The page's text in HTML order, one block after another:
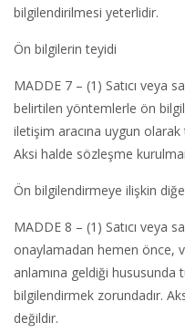
bilgilendirilmesi yeterlidir.
Ön bilgilerin teyidi
MADDE 7 – (1) Satıcı veya
belirtilen yöntemlerle ön
iletişim aracına uygun
Aksi halde sözleşme
Ön bilgilendirmeye ilişkin
MADDE 8 – (1) Satıcı veya
onaylamadan hemen önce,
anlamına geldiği hususunda
bilgilendirmek zorundadır.
değildir.